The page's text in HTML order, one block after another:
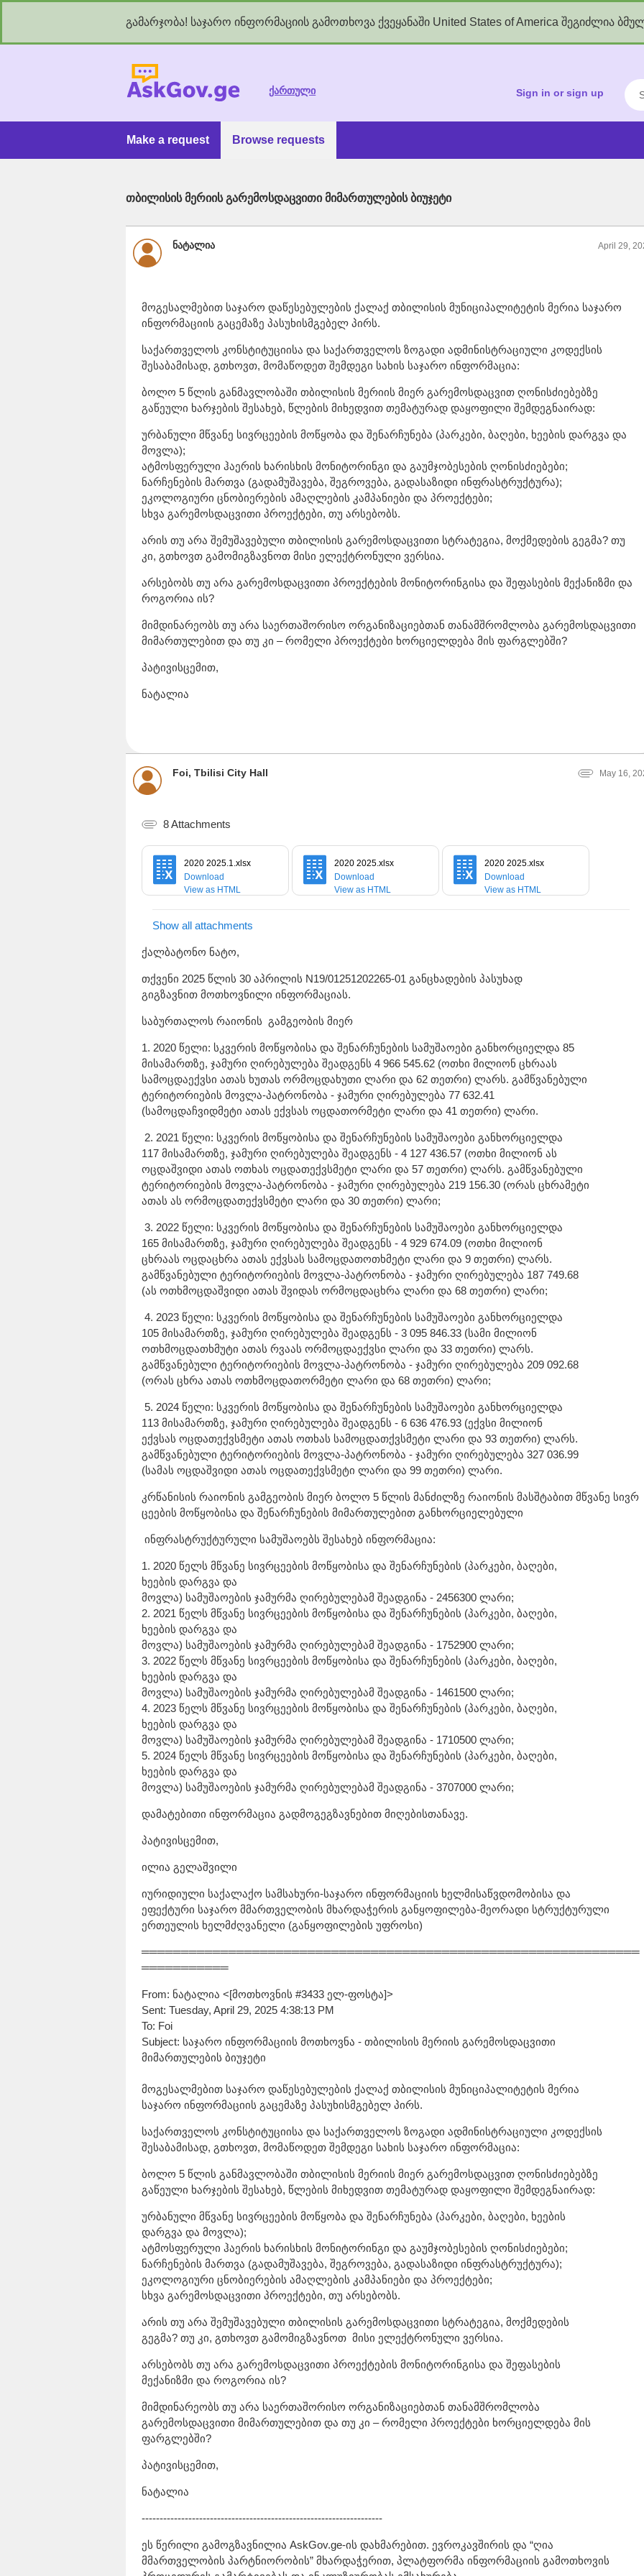
გამარჯობა! საჯარო ინფორმაციის გამოთხოვა ქვეყანაში United States of America შეგიძლია
ქართული Sign in or sign up
Make a request Browse requests
თბილისის მერიის გარემოსდაცვითი მიმართულების ბიუჯეტი
ნატალია April 29,
მოგესალმებით საჯარო დაწესებულების ქალაქ თბილისის მუნიციპალიტეტის მერია საჯარო
ინფორმაციის გაცემაზე პასუხისმგებელ პირს.
საქართველოს კონსტიტუციისა და საქართველოს ზოგადი ადმინისტრაციული კოდექსის
შესაბამისად, გთხოვთ, მომაწოდეთ შემდეგი სახის საჯარო ინფორმაცია:
ბოლო 5 წლის განმავლობაში თბილისის მერიის მიერ გარემოსდაცვით ღონისძიებებზე
გაწეული ხარჯების შესახებ, წლების მიხედვით თემატურად დაყოფილი შემდეგნაირად:
ურბანული მწვანე სივრცეების მოწყობა და შენარჩუნება (პარკები, ბაღები, ხეების დარგვა და
მოვლა);
ატმოსფერული ჰაერის ხარისხის მონიტორინგი და გაუმჯობესების ღონისძიებები;
ნარჩენების მართვა (გადამუშავება, შეგროვება, გადასაზიდი ინფრასტრუქტურა);
ეკოლოგიური ცნობიერების ამაღლების კამპანიები და პროექტები;
სხვა გარემოსდაცვითი პროექტები, თუ არსებობს.
არის თუ არა შემუშავებული თბილისის გარემოსდაცვითი სტრატეგია, მოქმედების გეგმა? თუ
კი, გთხოვთ გამომიგზავნოთ მისი ელექტრონული ვერსია.
არსებობს თუ არა გარემოსდაცვითი პროექტების მონიტორინგისა და შეფასების მექანიზმი და
როგორია ის?
მიმდინარეობს თუ არა საერთაშორისო ორგანიზაციებთან თანამშრომლობა გარემოსდაცვითი
მიმართულებით და თუ კი – რომელი პროექტები ხორციელდება მის ფარგლებში?
პატივისცემით,
ნატალია
Foi, Tbilisi City Hall May 16,
8 Attachments
2020 2025.1.xlsx
Download
View as HTML
2020 2025.xlsx
Download
View as HTML
2020 2025.xlsx
Download
View as HTML
Show all attachments
ქალბატონო ნატო,
თქვენი 2025 წლის 30 აპრილის N19/01251202265-01 განცხადების პასუხად
გიგზავნით მოთხოვნილი ინფორმაციას.
საბურთალოს რაიონის გამგეობის მიერ
1. 2020 წელი: სკვერის მოწყობისა და შენარჩუნების სამუშაოები განხორციელდა 85
მისამართზე, ჯამური ღირებულება შეადგენს 4 966 545.62 (ოთხი მილიონ ცხრაას
სამოცდაექვსი ათას ხუთას ორმოცდახუთი ლარი და 62 თეთრი) ლარს. გამწვანებული
ტერიტორიების მოვლა-პატრონობა - ჯამური ღირებულება 77 632.41
(სამოცდაჩვიდმეტი ათას ექვსას ოცდათორმეტი ლარი და 41 თეთრი) ლარი.
2. 2021 წელი: სკვერის მოწყობისა და შენარჩუნების სამუშაოები განხორციელდა
117 მისამართზე, ჯამური ღირებულება შეადგენს - 4 127 436.57 (ოთხი მილიონ ას
ოცდაშვიდი ათას ოთხას ოცდათექვსმეტი ლარი და 57 თეთრი) ლარს. გამწვანებული
ტერიტორიების მოვლა-პატრონობა - ჯამური ღირებულება 219 156.30 (ორას ცხრამეტი
ათას ას ორმოცდათექვსმეტი ლარი და 30 თეთრი) ლარი;
3. 2022 წელი: სკვერის მოწყობისა და შენარჩუნების სამუშაოები განხორციელდა
165 მისამართზე, ჯამური ღირებულება შეადგენს - 4 929 674.09 (ოთხი მილიონ
ცხრაას ოცდაცხრა ათას ექვსას სამოცდათოთხმეტი ლარი და 9 თეთრი) ლარს.
გამწვანებული ტერიტორიების მოვლა-პატრონობა - ჯამური ღირებულება 187 749.68
(ას ოთხმოცდაშვიდი ათას შვიდას ორმოცდაცხრა ლარი და 68 თეთრი) ლარი;
4. 2023 წელი: სკვერის მოწყობისა და შენარჩუნების სამუშაოები განხორციელდა
105 მისამართზე, ჯამური ღირებულება შეადგენს - 3 095 846.33 (სამი მილიონ
ოთხმოცდათხმუტი ათას რვაას ორმოცდაექვსი ლარი და 33 თეთრი) ლარს.
გამწვანებული ტერიტორიების მოვლა-პატრონობა - ჯამური ღირებულება 209 092.68
(ორას ცხრა ათას ოთხმოცდათორმეტი ლარი და 68 თეთრი) ლარი;
5. 2024 წელი: სკვერის მოწყობისა და შენარჩუნების სამუშაოები განხორციელდა
113 მისამართზე, ჯამური ღირებულება შეადგენს - 6 636 476.93 (ექვსი მილიონ
ექვსას ოცდათექვსმეტი ათას ოთხას სამოცდათქვსმეტი ლარი და 93 თეთრი) ლარს.
გამწვანებული ტერიტორიების მოვლა-პატრონობა - ჯამური ღირებულება 327 036.99
(სამას ოცდაშვიდი ათას ოცდათექვსმეტი ლარი და 99 თეთრი) ლარი.
კრწანისის რაიონის გამგეობის მიერ ბოლო 5 წლის მანძილზე რაიონის მასშტაბით მწვანე სივრ
ცეების მოწყობისა და შენარჩუნების მიმართულებით განხორციელებული
ინფრასტრუქტურული სამუშაოებს შესახებ ინფორმაცია:
1. 2020 წელს მწვანე სივრცეების მოწყობისა და შენარჩუნების (პარკები, ბაღები,
ხეების დარგვა და
მოვლა) სამუშაოების ჯამურმა ღირებულებამ შეადგინა - 2456300 ლარი;
2. 2021 წელს მწვანე სივრცეების მოწყობისა და შენარჩუნების (პარკები, ბაღები,
ხეების დარგვა და
მოვლა) სამუშაოების ჯამურმა ღირებულებამ შეადგინა - 1752900 ლარი;
3. 2022 წელს მწვანე სივრცეების მოწყობისა და შენარჩუნების (პარკები, ბაღები,
ხეების დარგვა და
მოვლა) სამუშაოების ჯამურმა ღირებულებამ შეადგინა - 1461500 ლარი;
4. 2023 წელს მწვანე სივრცეების მოწყობისა და შენარჩუნების (პარკები, ბაღები,
ხეების დარგვა და
მოვლა) სამუშაოების ჯამურმა ღირებულებამ შეადგინა - 1710500 ლარი;
5. 2024 წელს მწვანე სივრცეების მოწყობისა და შენარჩუნების (პარკები, ბაღები,
ხეების დარგვა და
მოვლა) სამუშაოების ჯამურმა ღირებულებამ შეადგინა - 3707000 ლარი;
დამატებითი ინფორმაცია გადმოგეგზავნებით მიღებისთანავე.
პატივისცემით,
ილია გელაშვილი
იურიდიული საქალაქო სამსახური-საჯარო ინფორმაციის ხელმისაწვდომობისა და
ეფექტური საჯარო მმართველობის მხარდაჭერის განყოფილება-მეორადი სტრუქტურული
ერთეულის ხელმძღვანელი (განყოფილების უფროსი)
═══════════════════════════════════════════════════════════════
═══════════
From: ნატალია <[მოთხოვნის #3433 ელ-ფოსტა]>
Sent: Tuesday, April 29, 2025 4:38:13 PM
To: Foi
Subject: საჯარო ინფორმაციის მოთხოვნა - თბილისის მერიის გარემოსდაცვითი
მიმართულების ბიუჯეტი
მოგესალმებით საჯარო დაწესებულების ქალაქ თბილისის მუნიციპალიტეტის მერია
საჯარო ინფორმაციის გაცემაზე პასუხისმგებელ პირს.
საქართველოს კონსტიტუციისა და საქართველოს ზოგადი ადმინისტრაციული კოდექსის
შესაბამისად, გთხოვთ, მომაწოდეთ შემდეგი სახის საჯარო ინფორმაცია:
ბოლო 5 წლის განმავლობაში თბილისის მერიის მიერ გარემოსდაცვით ღონისძიებებზე
გაწეული ხარჯების შესახებ, წლების მიხედვით თემატურად დაყოფილი შემდეგნაირად:
ურბანული მწვანე სივრცეების მოწყობა და შენარჩუნება (პარკები, ბაღები, ხეების
დარგვა და მოვლა);
ატმოსფერული ჰაერის ხარისხის მონიტორინგი და გაუმჯობესების ღონისძიებები;
ნარჩენების მართვა (გადამუშავება, შეგროვება, გადასაზიდი ინფრასტრუქტურა);
ეკოლოგიური ცნობიერების ამაღლების კამპანიები და პროექტები;
სხვა გარემოსდაცვითი პროექტები, თუ არსებობს.
არის თუ არა შემუშავებული თბილისის გარემოსდაცვითი სტრატეგია, მოქმედების
გეგმა? თუ კი, გთხოვთ გამომიგზავნოთ მისი ელექტრონული ვერსია.
არსებობს თუ არა გარემოსდაცვითი პროექტების მონიტორინგისა და შეფასების
მექანიზმი და როგორია ის?
მიმდინარეობს თუ არა საერთაშორისო ორგანიზაციებთან თანამშრომლობა
გარემოსდაცვითი მიმართულებით და თუ კი – რომელი პროექტები ხორციელდება მის
ფარგლებში?
პატივისცემით,
ნატალია
-------------------------------------------------------------------
ეს წერილი გამოგზავნილია AskGov.ge-ის დახმარებით. ევროკავშირის და “ღია
მმართველობის პარტნიორობის” მხარდაჭერით, პლატფორმა ინფორმაციის გამოთხოვის